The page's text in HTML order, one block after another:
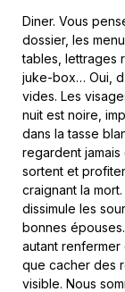
Diner. Vous
dossier, les
tables, lettrages
juke-box… Oui,
vides. Les
nuit est noire,
dans la tasse
regardent
sortent et
craignant la
dissimule les
bonnes
autant renfermer
que cacher des
visible. Nous